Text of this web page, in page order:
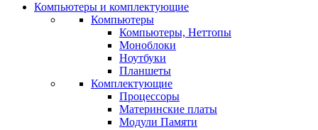
Компьютеры и комплектующие
Компьютеры
Компьютеры, Неттопы
Моноблоки
Ноутбуки
Планшеты
Комплектующие
Процессоры
Материнские платы
Модули Памяти